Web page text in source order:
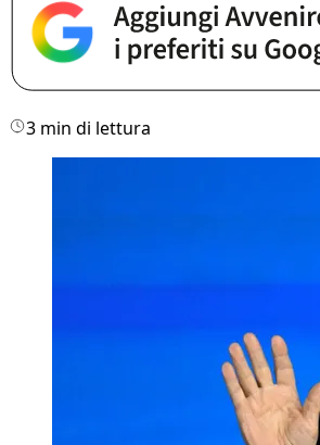
3 min di lettura